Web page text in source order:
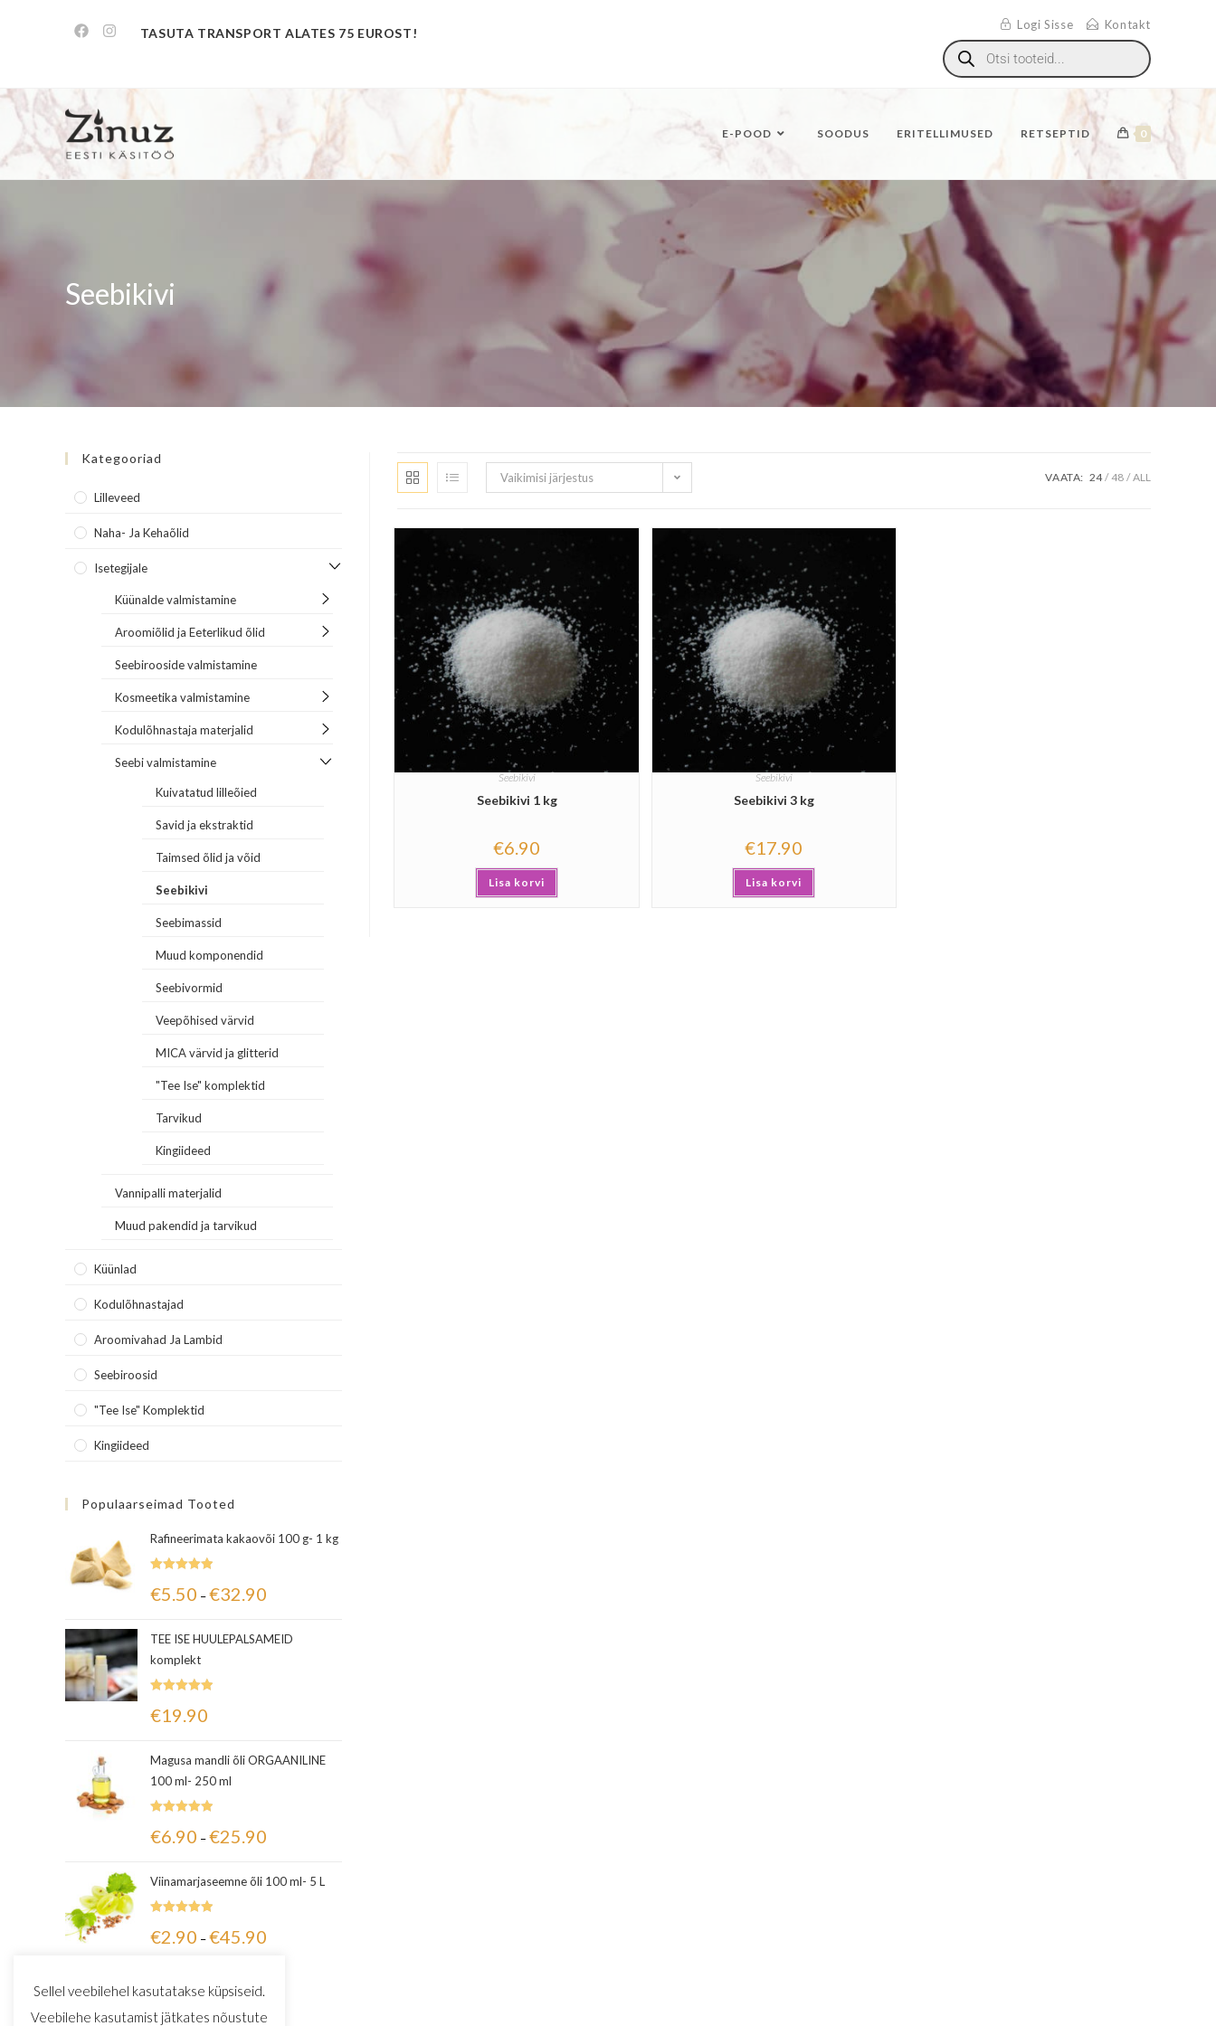
Logi Sisse Kontakt
TASUTA TRANSPORT ALATES 75 EUROST!
E-POOD SOODUS ERITELLIMUSED RETSEPTID 0
Seebikivi
Vaikimisi järjestus VAATA: 24 48 ALL
Seebikivi
Seebikivi 1 kg
€6.90
Lisa korvi
Seebikivi
Seebikivi 3 kg
€17.90
Lisa korvi
Kategooriad
Lilleveed
Naha- Ja Kehaõlid
Isetegijale
Küünalde valmistamine
Aroomiõlid ja Eeterlikud õlid
Seebirooside valmistamine
Kosmeetika valmistamine
Kodulõhnastaja materjalid
Seebi valmistamine
Kuivatatud lilleõied
Savid ja ekstraktid
Taimsed õlid ja võid
Seebikivi
Seebimassid
Muud komponendid
Seebivormid
Veepõhised värvid
MICA värvid ja glitterid
"Tee Ise" komplektid
Tarvikud
Kingiideed
Vannipalli materjalid
Muud pakendid ja tarvikud
Küünlad
Kodulõhnastajad
Aroomivahad Ja Lambid
Seebiroosid
"Tee Ise" Komplektid
Kingiideed
Populaarseimad Tooted
Rafineerimata kakaovõi 100 g- 1 kg
5.00 / 5
€5.50 –€32.90
TEE ISE HUULEPALSAMEID
komplekt
5.00 / 5
€19.90
Magusa mandli õli ORGAANILINE
100 ml- 250 ml
5.00/ 5
€6.90 –€25.90
Viinamarjaseemne õli 100 ml- 5 L
5.00 / 5
€2.90 –€45.90
Sellel veebilehel kasutatakse küpsiseid.
Veebilehe kasutamist jätkates nõustute